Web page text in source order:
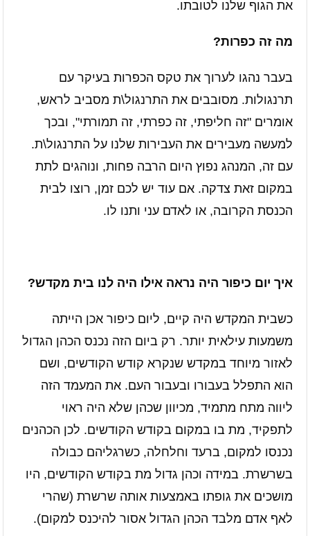
את הגוף שלנו לטובתו.
מה זה כפרות?
בעבר נהגו לערוך את טקס הכפרות בעיקר עם
תרנגולות. מסובבים את התרנגול\ת מסביב לראש,
אומרים "זה חליפתי, זה כפרתי, זה תמורתי", ובכך
למעשה מעבירים את העבירות שלנו על התרנגול\ת.
עם זה, המנהג נפוץ היום הרבה פחות, ונוהגים לתת
במקום זאת צדקה. אם עוד יש לכם זמן, רוצו לבית
הכנסת הקרובה, או לאדם עני ותנו לו.
איך יום כיפור היה נראה אילו היה לנו בית מקדש?
כשבית המקדש היה קיים, ליום כיפור אכן הייתה
משמעות עילאית יותר. רק ביום הזה נכנס הכהן הגדול
לאזור מיוחד במקדש שנקרא קודש הקודשים, ושם
הוא התפלל בעבורו ובעבור העם. את המעמד הזה
ליווה מתח מתמיד, מכיוון שכהן שלא היה ראוי
לתפקיד, מת בו במקום בקודש הקודשים. לכן הכהנים
נכנסו למקום, ברעד וחלחלה, כשרגליהם כבולה
בשרשרת. במידה וכהן גדול מת בקודש הקודשים, היו
מושכים את גופתו באמצעות אותה שרשרת (שהרי
לאף אדם מלבד הכהן הגדול אסור להיכנס למקום).